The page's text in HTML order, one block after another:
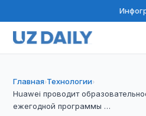
Главная›Технологии›
Huawei проводит
ежегодной программы …